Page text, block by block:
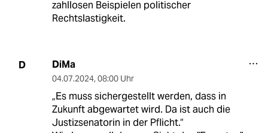
zahllosen Beispielen politischer
Rechtslastigkeit.
D DiMa
04.07.2024, 08:00 Uhr
„Es muss sichergestellt werden, dass in
Zukunft abgewartet wird. Da ist auch die
Justizsenatorin in der Pflicht.“